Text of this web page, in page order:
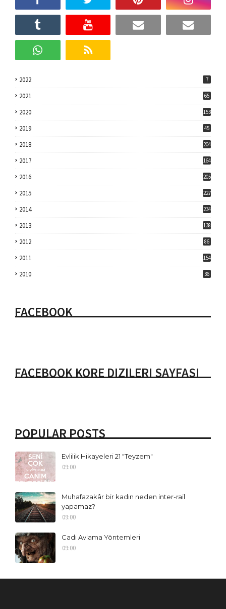
2022 7
2021 65
2020 153
2019 45
2018 204
2017 164
2016 205
2015 227
2014 234
2013 138
2012 86
2011 154
2010 36
FACEBOOK
FACEBOOK KORE DIZILERI SAYFASI
POPULAR POSTS
Evlilik Hikayeleri 21 "Teyzem"
09:00
Muhafazakâr bir kadın neden inter-rail
yapamaz?
09:00
Cadı Avlama Yöntemleri
09:00